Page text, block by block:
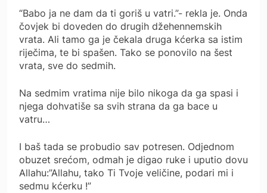
“Babo ja ne dam da ti goriš u vatri.”- rekla je. Onda
čovjek bi doveden do drugih džehennemskih
vrata. Ali tamo ga je čekala druga kćerka sa istim
riječima, te bi spašen. Tako se ponovilo na šest
vrata, sve do sedmih.
Na sedmim vratima nije bilo nikoga da ga spasi i
njega dohvatiše sa svih strana da ga bace u
vatru…
I baš tada se probudio sav potresen. Odjednom
obuzet srećom, odmah je digao ruke i uputio dovu
Allahu:”Allahu, tako Ti Tvoje veličine, podari mi i
sedmu kćerku !”